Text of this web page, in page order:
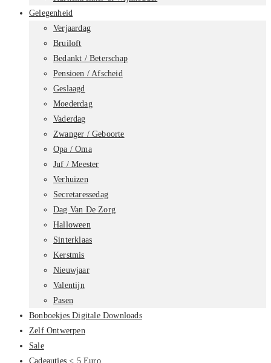
Gelegenheid
Verjaardag
Bruiloft
Bedankt / Beterschap
Pensioen / Afscheid
Geslaagd
Moederdag
Vaderdag
Zwanger / Geboorte
Opa / Oma
Juf / Meester
Verhuizen
Secretaressedag
Dag Van De Zorg
Halloween
Sinterklaas
Kerstmis
Nieuwjaar
Valentijn
Pasen
Bonboekjes Digitale Downloads
Zelf Ontwerpen
Sale
Cadeautjes < 5 Euro